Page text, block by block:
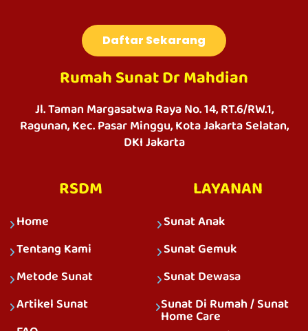
Daftar Sekarang
Rumah Sunat Dr Mahdian
Jl. Taman Margasatwa Raya No. 14, RT.6/RW.1,
Ragunan, Kec. Pasar Minggu, Kota Jakarta Selatan,
DKI Jakarta
RSDM
Home
Tentang Kami
Metode Sunat
Artikel Sunat
LAYANAN
Sunat Anak
Sunat Gemuk
Sunat Dewasa
Sunat Di Rumah / Sunat
Home Care